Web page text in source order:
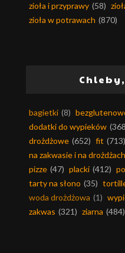
zioła i przyprawy (58)
zioła w potrawach (870)
bagietki (8)
dodatki do wypieków
drożdżowe (652) fit (713)
na zakwasie i na drożdżach
pizze (47) placki (412)
tarty na słono (35)
woda drożdżowa (1)
zakwas (321) ziarna (484)